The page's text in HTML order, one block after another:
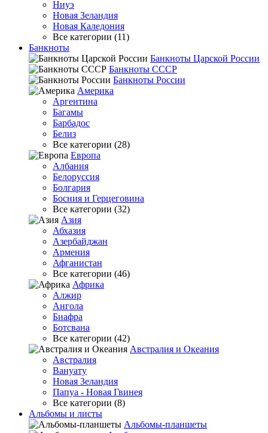
Ниуэ
Новая Зеландия
Новая Каледония
Все категории (11)
Банкноты
Банкноты Царской России
Банкноты СССР
Банкноты России
Америка
Аргентина
Багамы
Барбадос
Белиз
Все категории (28)
Европа
Албания
Белоруссия
Болгария
Босния и Герцеговина
Все категории (32)
Азия
Абхазия
Азербайджан
Армения
Афганистан
Все категории (46)
Африка
Алжир
Ангола
Биафра
Ботсвана
Все категории (42)
Австралия и Океания
Австралия
Вануату
Новая Зеландия
Папуа - Новая Гвинея
Все категории (8)
Альбомы и листы
Альбомы-планшеты